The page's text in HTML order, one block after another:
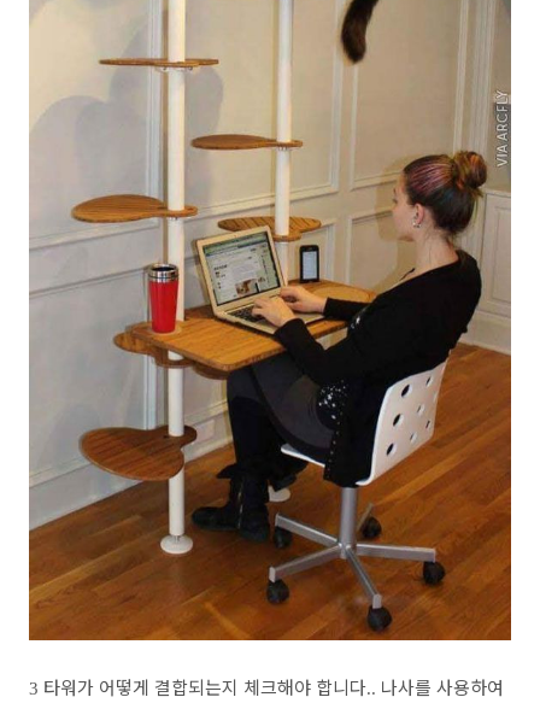
3 타워가 어떻게 결합되는지 체크해야 합니다.. 나사를 사용하여